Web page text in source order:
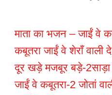
माता का भजन – जाईं वे
कबूतरा जाईं वे शेराँ
दूर खड़े मजबूर बड़े-2साड़ा
जाईं वे कबूतरा-2 जोतां